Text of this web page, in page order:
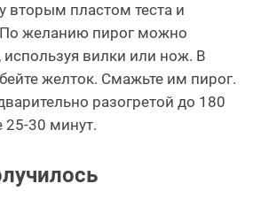
вторым пластом теста и
желанию пирог можно
используя вилки или нож. В
желток. Смажьте им пирог.
разогретой до 180
25-30 минут.